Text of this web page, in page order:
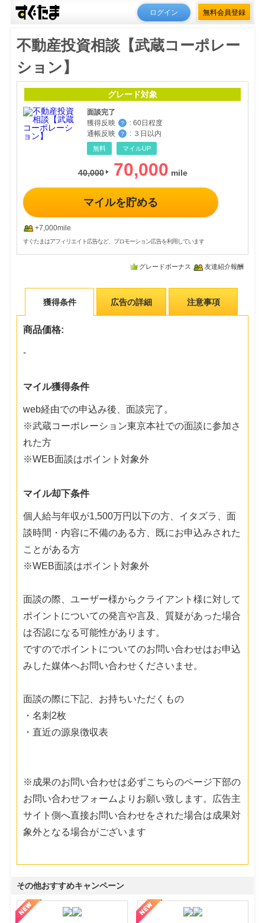
ログイン 無料会員登録
不動産投資相談【武蔵コーポレー
ション】
グレード対象
面談完了
獲得反映
？ : 60日程度
通帳反映
？ : ３日以内
無料 マイルUP
40,000 70,000
マイルを貯める
+7,000mile
すぐたまはアフィリエイト広告など、プロモーション広告を利用しています
グレードボーナス 友達紹介報酬
獲得条件 広告の詳細 注意事項
商品価格:
-
マイル獲得条件
web経由での申込み後、面談完了。
※武蔵コーポレーション東京本社での面談に参加さ
れた方
※WEB面談はポイント対象外
マイル却下条件
個人給与年収が1,500万円以下の方、イタズラ、面
談時間・内容に不備のある方、既にお申込みされた
ことがある方
※WEB面談はポイント対象外
面談の際、ユーザー様からクライアント様に対して
ポイントについての発言や言及、質疑があった場合
は否認になる可能性があります。
ですのでポイントについてのお問い合わせはお申込
みした媒体へお問い合わせくださいませ。
面談の際に下記、お持ちいただくもの
・名刺2枚
・直近の源泉徴収表
※成果のお問い合わせは必ずこちらのページ下部の
お問い合わせフォームよりお願い致します。広告主
サイト側へ直接お問い合わせをされた場合は成果対
象外となる場合がございます
その他おすすめキャンペーン